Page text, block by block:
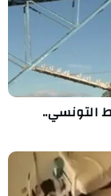
التونسي..